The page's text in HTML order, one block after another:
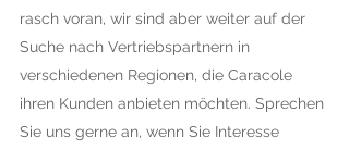
rasch voran, wir sind aber weiter auf der
Suche nach Vertriebspartnern in
verschiedenen Regionen, die Caracole
ihren Kunden anbieten möchten. Sprechen
Sie uns gerne an, wenn Sie Interesse